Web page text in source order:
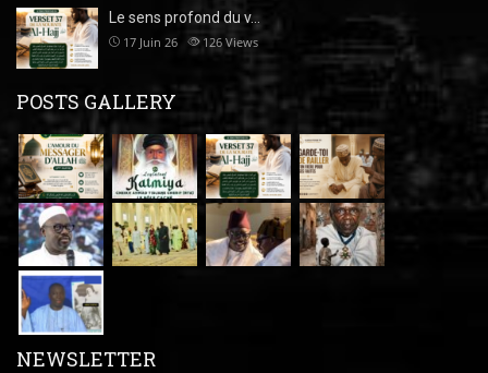
Le sens profond du v…
17 Juin 26 126 Views
POSTS GALLERY
NEWSLETTER